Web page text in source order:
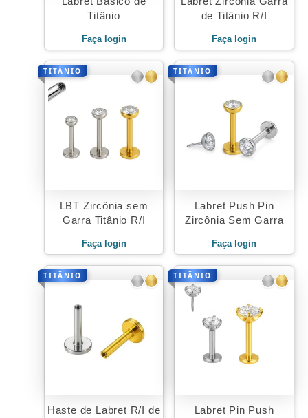
Titânio
Faça login
de Titânio R/I
Faça login
TITÂNIO
LBT Zircônia sem
Garra Titânio R/I
Faça login
TITÂNIO
Labret Push Pin
Zircônia Sem Garra
Faça login
TITÂNIO
Haste de Labret R/I de
TITÂNIO
Labret Pin Push